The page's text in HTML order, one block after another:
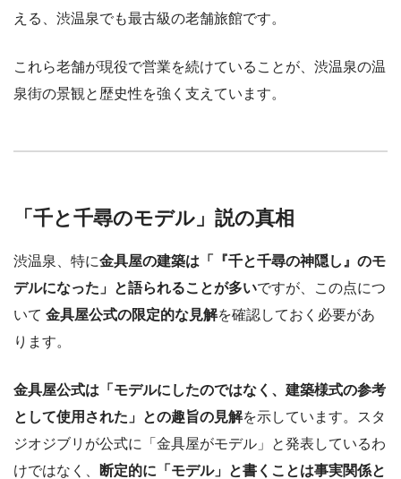
える、渋温泉でも最古級の老舗旅館です。
これら老舗が現役で営業を続けていることが、渋温泉の温
泉街の景観と歴史性を強く支えています。
「千と千尋のモデル」説の真相
渋温泉、特に金具屋の建築は「『千と千尋の神隠し』のモ
デルになった」と語られることが多いですが、この点につ
いて 金具屋公式の限定的な見解を確認しておく必要があ
ります。
金具屋公式は「モデルにしたのではなく、建築様式の参考
として使用された」との趣旨の見解を示しています。スタ
ジオジブリが公式に「金具屋がモデル」と発表しているわ
けではなく、
断定的に「モデル」と書くことは事実関係と